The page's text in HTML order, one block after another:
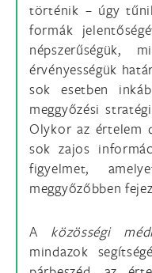
történik – úgy
formák
népszerűségük,
érvényességük
sok esetben
meggyőzési
Olykor az értelem
sok zajos
figyelmet,
meggyőzőbben
A közösségi
mindazok